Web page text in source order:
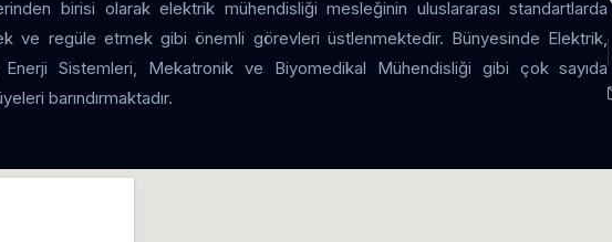
birisi olarak elektrik mühendisliği mesleğinin uluslararası standartlarda
ve regüle etmek gibi önemli görevleri üstlenmektedir. Bünyesinde Elektrik,
Enerji Sistemleri, Mekatronik ve Biyomedikal Mühendisliği gibi çok sayıda
barındırmaktadır.